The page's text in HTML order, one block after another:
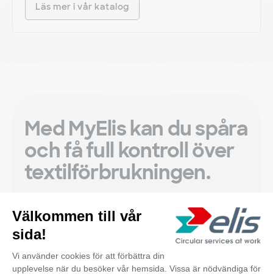
Läs mer i vår katalog
Med MyElis kan du spåra
och få full kontroll över
textilförbrukningen.
Läs mer om MyElis